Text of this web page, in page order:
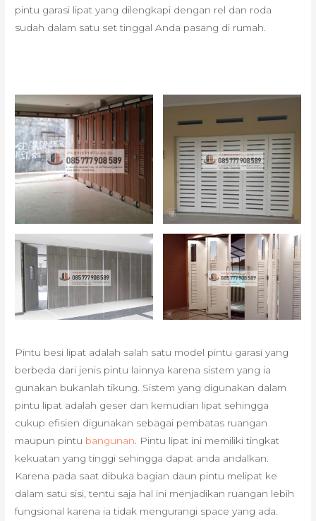
pintu garasi lipat yang dilengkapi dengan rel dan roda
sudah dalam satu set tinggal Anda pasang di rumah.
Pintu besi lipat adalah salah satu model pintu garasi yang
berbeda dari jenis pintu lainnya karena sistem yang ia
gunakan bukanlah tikung. Sistem yang digunakan dalam
pintu lipat adalah geser dan kemudian lipat sehingga
cukup efisien digunakan sebagai pembatas ruangan
maupun pintu bangunan . Pintu lipat ini memiliki tingkat
kekuatan yang tinggi sehingga dapat anda andalkan.
Karena pada saat dibuka bagian daun pintu melipat ke
dalam satu sisi, tentu saja hal ini menjadikan ruangan lebih
fungsional karena ia tidak mengurangi space yang ada.